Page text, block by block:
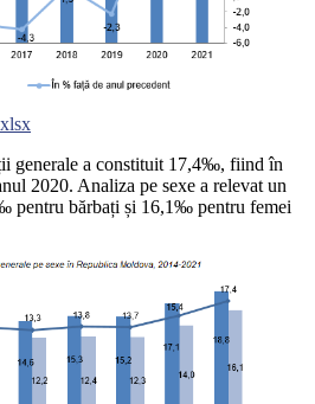
generale a constituit 17,4‰, fiind în
2020. Analiza pe sexe a relevat un
pentru bărbați și 16,1‰ pentru femei